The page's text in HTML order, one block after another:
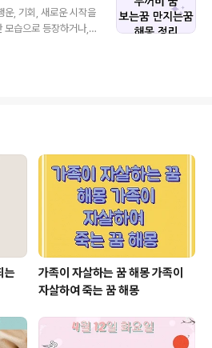
꿈에서 주로 스트레
의 메시지를 상징해요.
한 생명력과 회복력을
운, 기회, 새로운 시작을
모습으로 등장하거나,
졌다면, 현실에서 피
전적인 이득이 생
치 못한 뜻밖의 수입이
를 암시해요. 사업
거나 고객이 늘어나
큰 두꺼비를 보는 꿈
는
가족이 자살하는 꿈 해몽 가족이
자살하여 죽는 꿈 해몽